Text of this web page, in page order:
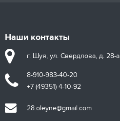
Наши контакты
г. Шуя, ул. Свердлова, д. 28-а
8-910-983-40-20
+7 (49351) 4-10-92
28.oleyne@gmail.com